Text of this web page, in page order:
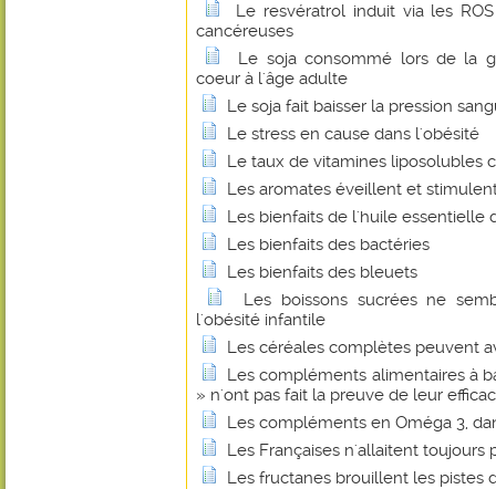
Le resvératrol induit via les
cancéreuses
Le soja consommé lors de la
coeur à l'âge adulte
Le soja fait baisser la pression
Le stress en cause dans l'obésité
Le taux de vitamines liposolubles
Les aromates éveillent et
Les bienfaits de l'huile essentielle
Les bienfaits des bactéries
Les bienfaits des bleuets
Les boissons sucrées ne
l'obésité infantile
Les céréales complètes peuvent
Les compléments alimentaires à
» n'ont pas fait la preuve de leur
Les compléments en Oméga 3,
Les Françaises n'allaitent toujours
Les fructanes brouillent les pistes